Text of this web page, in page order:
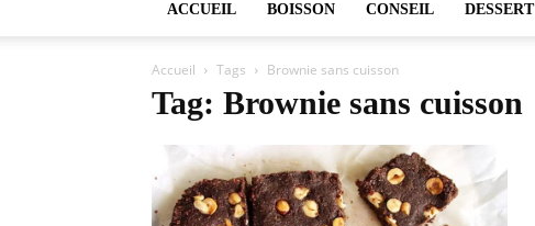
ACCUEIL BOISSON CONSEIL DESSERT
Accueil Tags Brownie sans cuisson
Tag: Brownie sans cuisson